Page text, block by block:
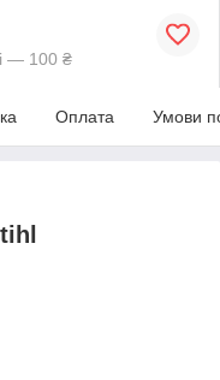
— 100 ₴
Оплата Умови